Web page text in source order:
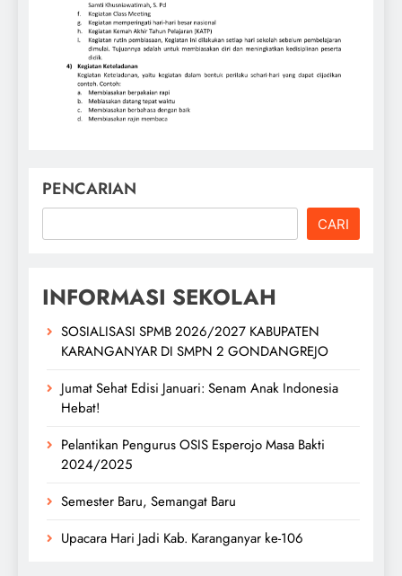
PENCARIAN
CARI
INFORMASI SEKOLAH
SOSIALISASI SPMB 2026/2027 KABUPATEN
KARANGANYAR DI SMPN 2 GONDANGREJO
Jumat Sehat Edisi Januari: Senam Anak Indonesia
Hebat!
Pelantikan Pengurus OSIS Esperojo Masa Bakti
2024/2025
Semester Baru, Semangat Baru
Upacara Hari Jadi Kab. Karanganyar ke-106